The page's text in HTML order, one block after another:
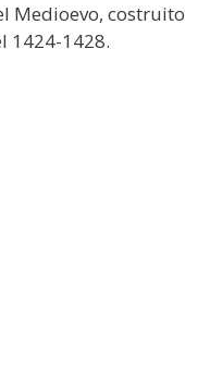
Medioevo, costruito
1424-1428.